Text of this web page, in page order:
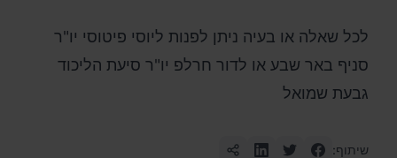
לכל שאלה או בעיה ניתן לפנות ליוסי פיטוסי יו"ר
סניף באר שבע או לדור חרלפ יו"ר סיעת הליכוד
גבעת שמואל
שיתוף: